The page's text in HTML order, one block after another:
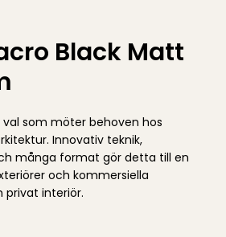
Black Matt
som möter behoven hos
Innovativ teknik,
många format gör detta till en
och kommersiella
privat interiör.